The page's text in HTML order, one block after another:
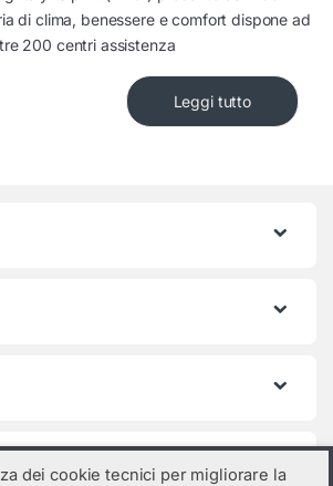
di clima, benessere e comfort dispone ad
200 centri assistenza
Leggi tutto
dei cookie tecnici per migliorare la